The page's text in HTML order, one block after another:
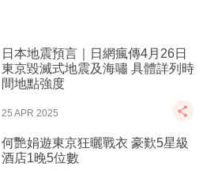
日本地震預言｜日網瘋傳4月26日
東京毀滅式地震及海嘯 具體詳列時
間地點強度
25 APR 2025
何艷娟遊東京狂曬戰衣 豪歎5星級
酒店1晚5位數